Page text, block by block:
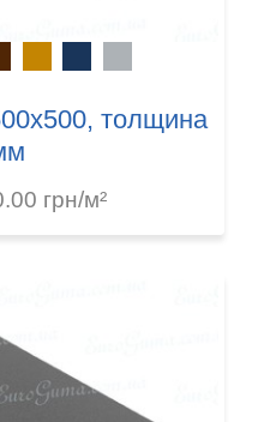
толщина
грн/м²